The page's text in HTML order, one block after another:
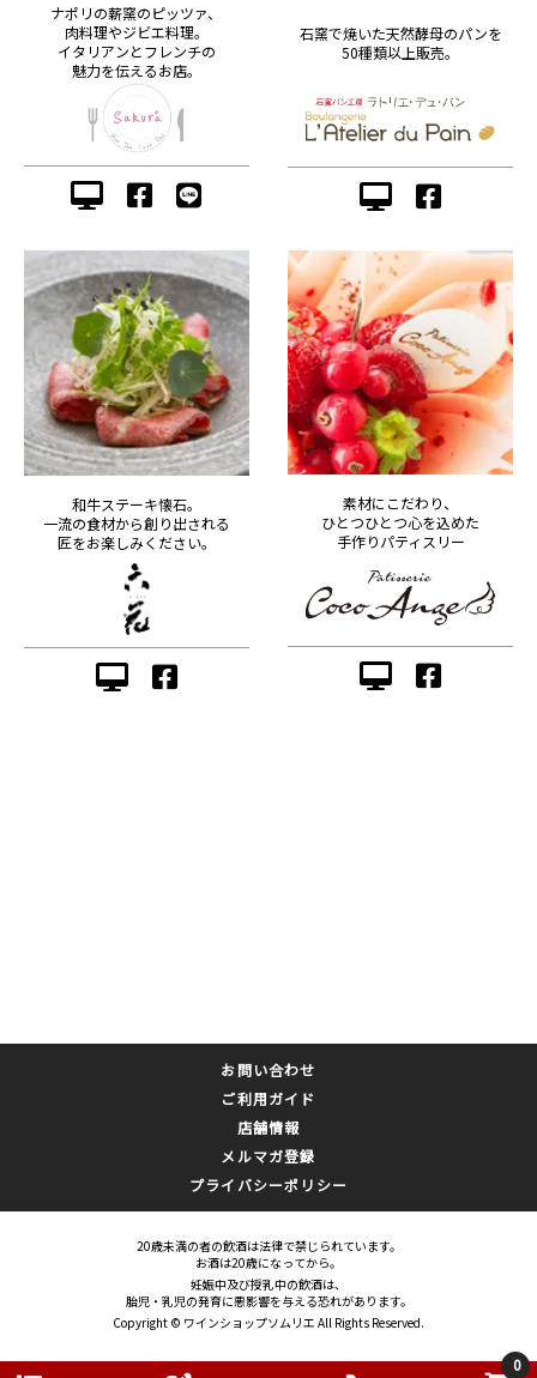
0
ナポリの薪窯のピッツァ、
肉料理やジビエ料理。
イタリアンとフレンチの
魅力を伝えるお店。
石窯で焼いた天然酵母のパンを
50種類以上販売。
和牛ステーキ懐石。
一流の食材から創り出される
匠をお楽しみください。
素材にこだわり、
ひとつひとつ心を込めた
手作りパティスリー
お問い合わせ
ご利用ガイド
店舗情報
メルマガ登録
プライバシーポリシー
20歳未満の者の飲酒は法律で禁じられています。
お酒は20歳になってから。
妊娠中及び授乳中の飲酒は、
胎児・乳児の発育に悪影響を与える恐れがあります。
Copyright © ワインショップソムリエ All Rights Reserved.